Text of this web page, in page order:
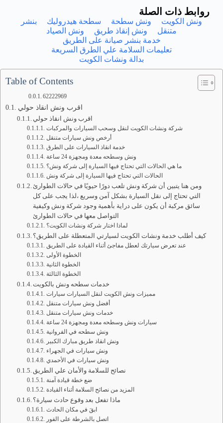
روابط ذات الصلة
ونش الكويت ونش سطحة سطحة هيدروليك
بنشر
متنقل
ونش إنقاذ طريق
ونش الصياد
خدمة بنشر صيانة على الطريق
تعليمات السلامة علي الطرق السريعة
بدالة ونشات الكويت
Table of Contents
62222969
اقرب ونش انقاذ حولي
اقرب ونش انقاذ حولي
شركة ونشات الكويت لنقل وسحب السيارات والمركبات
أرخص ونش سيارات متنقل
خدمة انقاذ السيارات على الطرق
ونش وسطحه معدة ومجهزة 24 ساعة
ما هي الحالات التي تحتاج فيها السيارة إلى شركة ونش؟
الحالات التي تحتاج فيها السيارة إلى شركة ونش
ومن هنا يتبين أن شركة ونش تلعب دورًا حيويًا في حالات الطوارئ
التي تحتاج إلى نقل السيارة بشكل آمن وسريع ،لذا يجب على كل
سائق مركبة أن يكون على دراية بأهمية وجود شركة ونش وكيفية
التواصل معها في حالات الطوارئ
لماذا اختار شركة ونشات الكويت؟
كيف أطلب خدمة ونشات الكويت لسيارتي المتعطلة على الطريق؟
عند تعرض سيارتك لعطل مفاجئ أثناء القيادة على الطريق
الخطوة الأولى
الخطوة الثانية
الخطوة الثالثة
خدمات سطحه ونش بالكويت
مميزات ونش الكويت لنقل السيارات سيارات
أفضل ونش سيارات متنقل
خدمات ونش سيارات متنقل
سيارات ونش وسطحه معدة ومجهزة 24 ساعة
ونش سطحه في الفروانية
ونش انقاذ طريق مبارك الكبير
ونش سيارات في الجهراء
ونش سيارات في الأحمدي
نصائح للسلامة والأمان علي الطريق
ضع خطة قيادة آمنة
المزيد من نصائح السلامة أثناء القيادة
ماذا تفعل بعد وقوع حادث سيارة؟
ابقَ في مكان الحادث
اتصل بالشرطة على الفور